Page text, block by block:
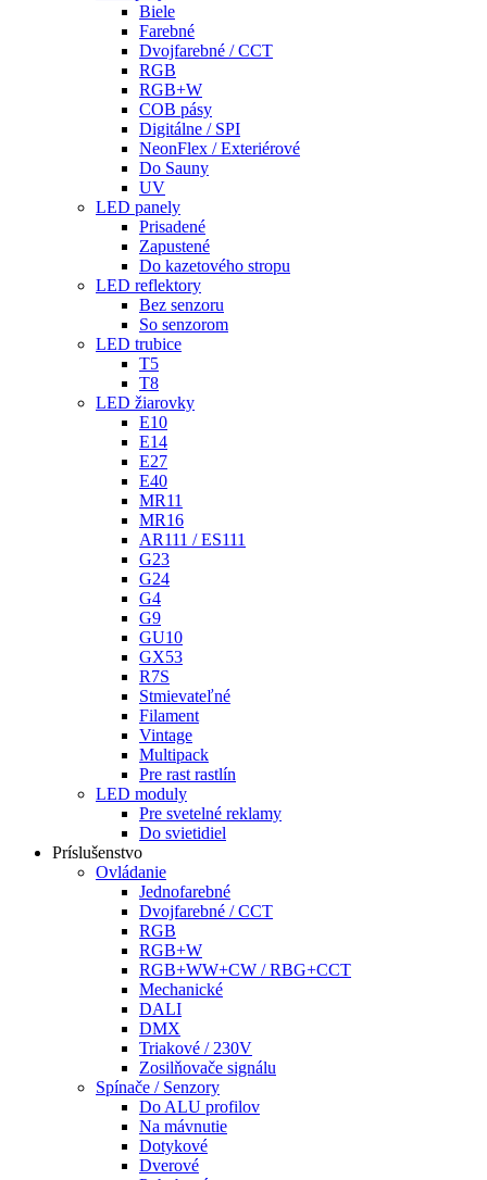
Biele
Farebné
Dvojfarebné / CCT
RGB
RGB+W
COB pásy
Digitálne / SPI
NeonFlex / Exteriérové
Do Sauny
UV
LED panely
Prisadené
Zapustené
Do kazetového stropu
LED reflektory
Bez senzoru
So senzorom
LED trubice
T5
T8
LED žiarovky
E10
E14
E27
E40
MR11
MR16
AR111 / ES111
G23
G24
G4
G9
GU10
GX53
R7S
Stmievateľné
Filament
Vintage
Multipack
Pre rast rastlín
LED moduly
Pre svetelné reklamy
Do svietidiel
Príslušenstvo
Ovládanie
Jednofarebné
Dvojfarebné / CCT
RGB
RGB+W
RGB+WW+CW / RBG+CCT
Mechanické
DALI
DMX
Triakové / 230V
Zosilňovače signálu
Spínače / Senzory
Do ALU profilov
Na mávnutie
Dotykové
Dverové